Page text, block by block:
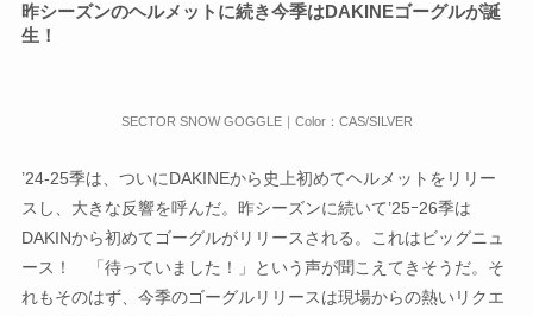
昨シーズンのヘルメットに続き今季はDAKINEゴーグルが誕
生！
SECTOR SNOW GOGGLE｜Color：CAS/SILVER
’24-25季は、ついにDAKINEから史上初めてヘルメットをリリー
スし、大きな反響を呼んだ。昨シーズンに続いて’25ｰ26季は
DAKINから初めてゴーグルがリリースされる。これはビッグニュ
ース！ 「待っていました！」という声が聞こえてきそうだ。そ
れもそのはず、今季のゴーグルリリースは現場からの熱いリクエ